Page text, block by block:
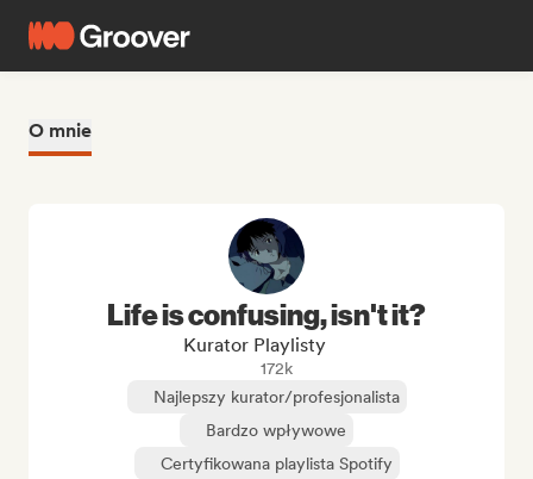
O mnie
Life is confusing, isn't it?
Kurator Playlisty
172k
Najlepszy kurator/profesjonalista
Bardzo wpływowe
Certyfikowana playlista Spotify